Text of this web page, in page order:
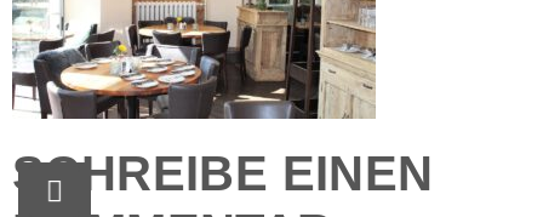
SCHREIBE EINEN